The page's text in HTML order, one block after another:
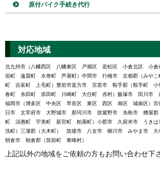
原付バイク手続き代行
対応地域
北九州市（八幡西区 八幡東区 戸畑区 若松区 小倉北区 小倉
垣町 遠賀町 水巻町 芦屋町）中間市 行橋市 京都郡（みやこ
町 吉富町 上毛町）豊前市直方市 宮若市 鞍手郡（鞍手町 小
春町 糸田町 添田町 川崎町 大任町 赤村）飯塚市 田川市 嘉
福岡市（博多区 中央区 早良区 東区 西区 南区 城南区）
日市 太宰府市 大野城市 那珂川市 筑紫野市 糸島市 糟屋
町 須惠町 宇美町 新宮町 粕屋町）小郡市 久留米市 うきは
洗町）三潴郡（大木町） 筑後市 八女市 柳川市 みやま市 大
朝倉市 朝倉郡（筑前町 東峰村）
上記以外の地域をご依頼の方もお問い合わせ下